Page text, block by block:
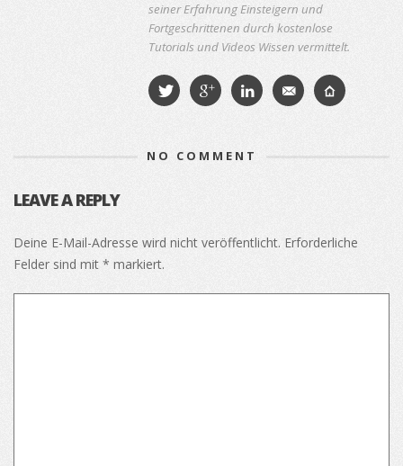
seiner Erfahrung Einsteigern und
Fortgeschrittenen durch kostenlose
Tutorials und Videos Wissen vermittelt.
NO COMMENT
LEAVE A REPLY
Deine E-Mail-Adresse wird nicht veröffentlicht. Erforderliche
Felder sind mit * markiert.